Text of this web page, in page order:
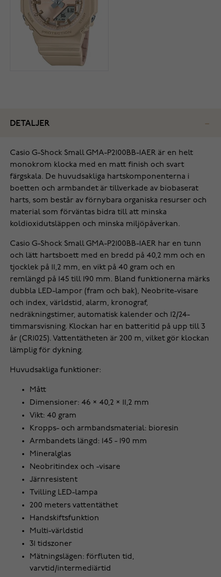
DETALJER
Casio G-Shock Small GMA-P2100BB-1AER är en helt
monokrom klocka med en matt finish och svart
färgskala. De huvudsakliga hartskomponenterna i
boetten och armbandet är tillverkade av biobaserat
harts, som består av förnybara organiska resurser och
material som förväntas bidra till att minska
koldioxidutsläppen och minska miljöpåverkan.
Casio G-Shock Small GMA-P2100BB-1AER har en tunn
och lätt hartsboett med en bredd på 40,2 mm och en
tjocklek på 11,2 mm, en vikt på 40 gram och en
remlängd på 145 till 190 mm. Bland funktionerna märks
dubbla LED-lampor (fram och bak), Neobrite-visare
och index, världstid, alarm, kronograf,
nedräkningstimer, automatisk kalender och 12/24-
timmarsvisning. Klockan har en batteritid på upp till 3
år (CR1025). Vattentätheten är 200 m, vilket gör klockan
lämplig för dykning.
Huvudsakliga funktioner:
Mått
Dimensioner: 46 × 40,2 × 11,2 mm
Vikt: 40 gram
Kropps- och armbandsmaterial: bioresin
Armbandets längd: 145 - 190 mm
Mineralglas
Neobritindex och -visare
Järnresistent
Tvilling LED-lampa
200 meters vattentäthet
Handskiftsfunktion
Multi-världstid
31 tidszoner
Mätningslägen: förfluten tid,
varvtid/intermediärtid